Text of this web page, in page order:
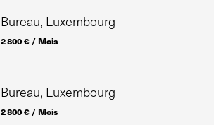
Bureau, Luxembourg
2 800 € / Mois
Bureau, Luxembourg
2 800 € / Mois